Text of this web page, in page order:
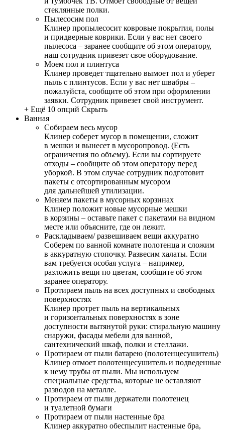
стеклянные полки.
Пылесосим пол
Клинер пропылесосит ковровые покрытия, полы
и придверные коврики. Если у вас нет своего
пылесоса – заранее сообщите об этом оператору,
наш сотрудник привезет свое оборудование.
Моем пол и плинтуса
Клинер проведет тщательно вымоет пол и уберет
пыль с плинтусов. Если у вас нет швабры –
пожалуйста, сообщите об этом при оформлении
заявки. Сотрудник привезет свой инструмент.
+ Ещё 10 опций Скрыть
Ванная
Собираем весь мусор
Клинер соберет мусор в помещении, сложит
в мешки и вынесет в мусоропровод. (Есть
ограничения по объему). Если вы сортируете
отходы – сообщите об этом оператору перед
уборкой. В этом случае сотрудник подготовит
пакеты с отсортированным мусором
для дальнейшей утилизации.
Меняем пакеты в мусорных корзинах
Клинер положит новые мусорные мешки
в корзины – оставьте пакет с пакетами на видном
месте или объясните, где он лежит.
Раскладываем/ развешиваем вещи аккуратно
Соберем по ванной комнате полотенца и сложим
в аккуратную стопочку. Развесим халаты. Если
вам требуется особая услуга – например,
разложить вещи по цветам, сообщите об этом
заранее оператору.
Протираем пыль на всех доступных и свободных
поверхностях
Клинер протрет пыль на вертикальных
и горизонтальных поверхностях в зоне
доступности вытянутой руки: стиральную машину
снаружи, фасады мебели для ванной,
сантехнический шкаф, полки и стеллажи.
Протираем от пыли батарею (полотенцесушитель)
Клинер отмоет полотенцесушитель и подведенные
к нему трубы от пыли. Мы используем
специальные средства, которые не оставляют
разводов на металле.
Протираем от пыли держатели полотенец
и туалетной бумаги
Протираем от пыли настенные бра
Клинер аккуратно обеспылит настенные бра,